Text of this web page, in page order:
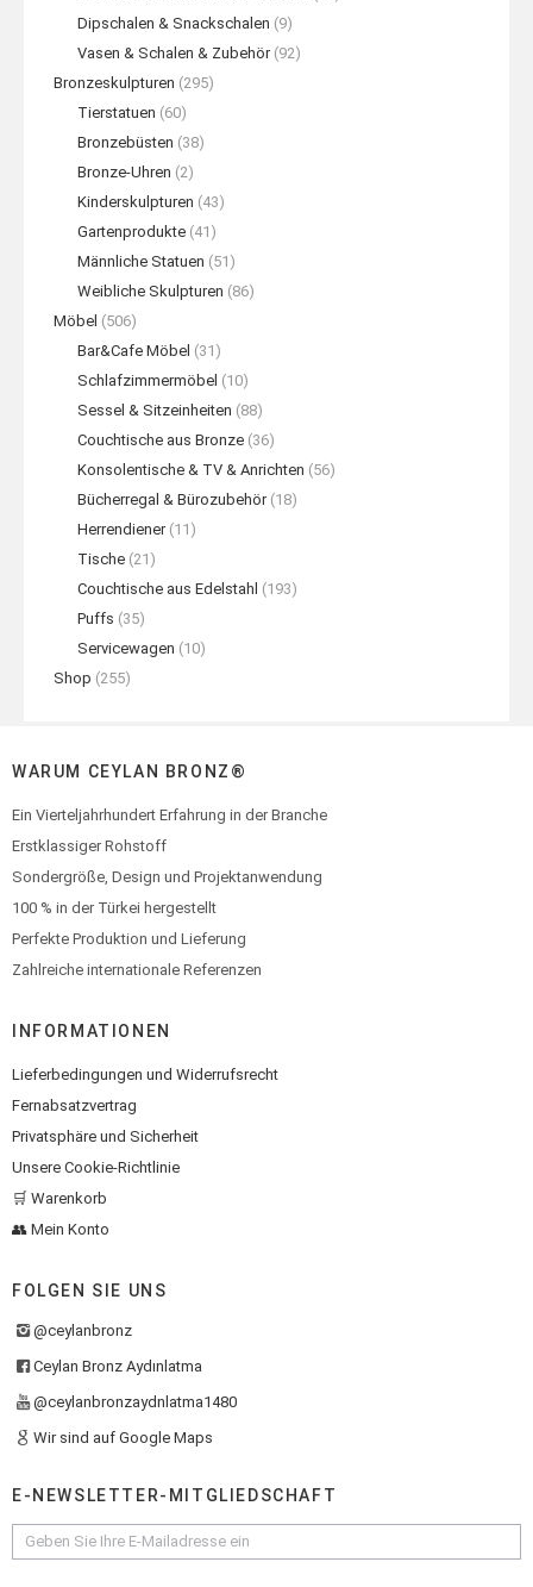
Dipschalen & Snackschalen (9)
Vasen & Schalen & Zubehör (92)
Bronzeskulpturen (295)
Tierstatuen (60)
Bronzebüsten (38)
Bronze-Uhren (2)
Kinderskulpturen (43)
Gartenprodukte (41)
Männliche Statuen (51)
Weibliche Skulpturen (86)
Möbel (506)
Bar&Cafe Möbel (31)
Schlafzimmermöbel (10)
Sessel & Sitzeinheiten (88)
Couchtische aus Bronze (36)
Konsolentische & TV & Anrichten (56)
Bücherregal & Bürozubehör (18)
Herrendiener (11)
Tische (21)
Couchtische aus Edelstahl (193)
Puffs (35)
Servicewagen (10)
Shop (255)
WARUM CEYLAN BRONZ®
Ein Vierteljahrhundert Erfahrung in der Branche
Erstklassiger Rohstoff
Sondergröße, Design und Projektanwendung
100 % in der Türkei hergestellt
Perfekte Produktion und Lieferung
Zahlreiche internationale Referenzen
INFORMATIONEN
Lieferbedingungen und Widerrufsrecht
Fernabsatzvertrag
Privatsphäre und Sicherheit
Unsere Cookie-Richtlinie
🛒 Warenkorb
👥 Mein Konto
FOLGEN SIE UNS
@ceylanbronz
Ceylan Bronz Aydınlatma
@ceylanbronzaydnlatma1480
Wir sind auf Google Maps
E-NEWSLETTER-MITGLIEDSCHAFT